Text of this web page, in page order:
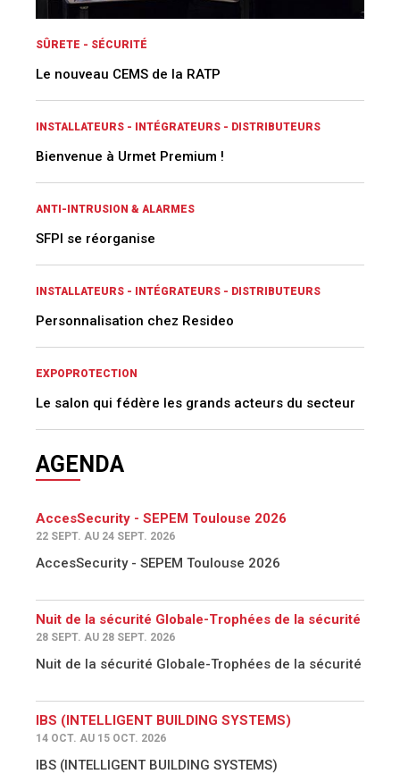
SÛRETE - SÉCURITÉ
Le nouveau CEMS de la RATP
INSTALLATEURS - INTÉGRATEURS - DISTRIBUTEURS
Bienvenue à Urmet Premium !
ANTI-INTRUSION & ALARMES
SFPI se réorganise
INSTALLATEURS - INTÉGRATEURS - DISTRIBUTEURS
Personnalisation chez Resideo
EXPOPROTECTION
Le salon qui fédère les grands acteurs du secteur
AGENDA
AccesSecurity - SEPEM Toulouse 2026
22 SEPT. AU 24 SEPT. 2026
AccesSecurity - SEPEM Toulouse 2026
Nuit de la sécurité Globale-Trophées de la sécurité
28 SEPT. AU 28 SEPT. 2026
Nuit de la sécurité Globale-Trophées de la sécurité
IBS (INTELLIGENT BUILDING SYSTEMS)
14 OCT. AU 15 OCT. 2026
IBS (INTELLIGENT BUILDING SYSTEMS)